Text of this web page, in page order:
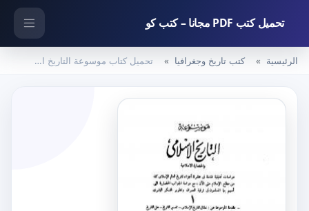
تحميل كتب PDF مجانا – كتب كو
الرئيسية كتب تاريخ وجغرافيا تحميل كتاب موسوعة التاريخ الإسلامي – الجزء الأول PDF تأليف أحمد شلبي مجانا [كامل]